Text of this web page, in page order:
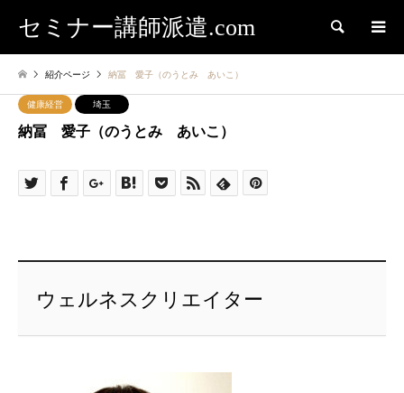
セミナー講師派遣.com 検索
紹介ページ 納冨 愛子（のうとみ あいこ）
健康経営 埼玉
納冨 愛子（のうとみ あいこ）
ウェルネスクリエイター